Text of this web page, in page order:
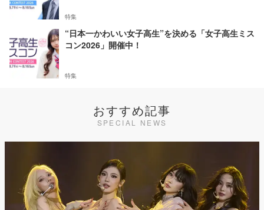
特集
“日本一かわいい女子高生”を決める「女子高生ミス
コン2026」開催中！
特集
おすすめ記事
SPECIAL NEWS